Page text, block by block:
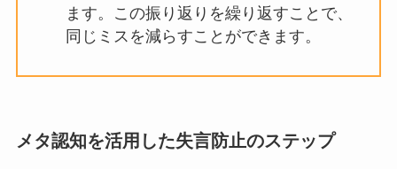
ます。この振り返りを繰り返すことで、
同じミスを減らすことができます。
メタ認知を活用した失言防止のステップ